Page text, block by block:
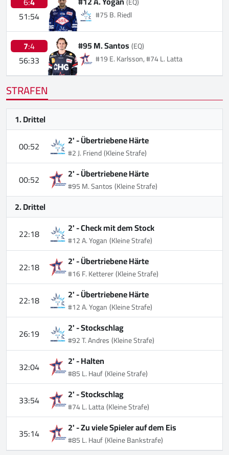
51:54
#75 B. Riedl
7:4
56:33
#95 M. Santos(EQ)
#19 E. Karlsson, #74 L. Latta
STRAFEN
1. Drittel
00:52
2' -Übertriebene Härte
#2 J. Friend(Kleine Strafe)
00:52 2' -Übertriebene Härte
#95 M. Santos(Kleine Strafe)
2. Drittel
22:18
2' -Check mit dem Stock
#12 A. Yogan(Kleine Strafe)
22:18 2' -Übertriebene Härte
#16 F. Ketterer(Kleine Strafe)
22:18 2' -Übertriebene Härte
#12 A. Yogan(Kleine Strafe)
26:19 2' -Stockschlag
#92 T. Andres(Kleine Strafe)
32:04 2' -Halten
#85 L. Hauf(Kleine Strafe)
33:54 2' -Stockschlag
#74 L. Latta(Kleine Strafe)
35:14 2' -Zu viele Spieler auf dem Eis
#85 L. Hauf(Kleine Bankstrafe)